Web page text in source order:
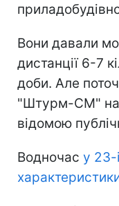
Вони давали
дистанції 6-7
доби. Але
"Штурм-СМ"
відомою
Водночас у 23-